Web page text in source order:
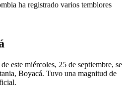
ha registrado varios temblores
este miércoles, 25 de septiembre, se
Boyacá. Tuvo una magnitud de